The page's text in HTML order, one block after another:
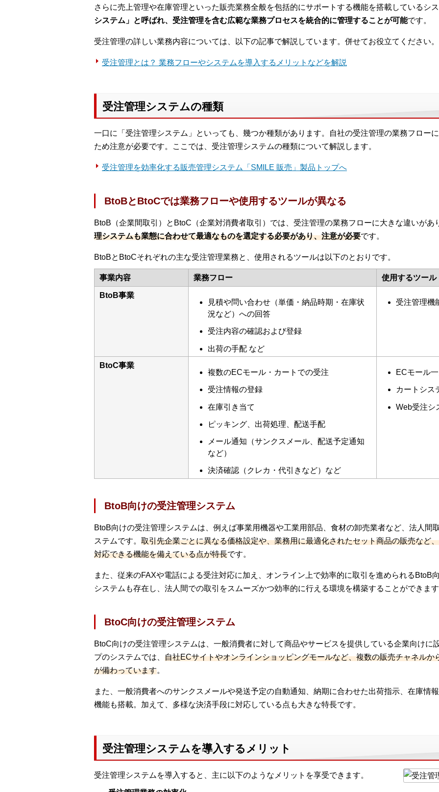
さらに売上管理や在庫管理といった販売業務全般を包括的にサポートする機能を搭載しているシ
システム」と呼ばれ、受注管理を含む広範な業務プロセスを統合的に管理することが可能です。
受注管理の詳しい業務内容については、以下の記事で解説しています。併せてお役立てください。
受注管理とは？ 業務フローやシステムを導入するメリットなどを解説
受注管理システムの種類
一口に「受注管理システム」といっても、幾つか種類があります。自社の受注管理の業務フロー
ため注意が必要です。ここでは、受注管理システムの種類について解説します。
受注管理を効率化する販売管理システム「SMILE 販売」製品トップへ
BtoBとBtoCでは業務フローや使用するツールが異なる
BtoB（企業間取引）とBtoC（企業対消費者取引）では、受注管理の業務フローに大きな違いがあ
理システムも業態に合わせて最適なものを選定する必要があり、注意が必要です。
BtoBとBtoCそれぞれの主な受注管理業務と、使用されるツールは以下のとおりです。
事業内容 業務フロー 使用するツール
BtoB事業
見積や問い合わせ（単価・納品時期・在庫状
況など）への回答
受注内容の確認および登録
出荷の手配 など
受注管理機
BtoC事業
複数のECモール・カートでの受注
受注情報の登録
在庫引き当て
ピッキング、出荷処理、配送手配
メール通知（サンクスメール、配送予定通知
など）
決済確認（クレカ・代引きなど）など
ECモール
カートシス
Web受注シ
BtoB向けの受注管理システム
BtoB向けの受注管理システムは、例えば事業用機器や工業用部品、食材の卸売業者など、法人間
ステムです。 取引先企業ごとに異なる価格設定や、業務用に最適化されたセット商品の販売など
対応できる機能を備えている点が特長です。
また、従来のFAXや電話による受注対応に加え、オンライン上で効率的に取引を進められるBtoB
システムも存在し、法人間での取引をスムーズかつ効率的に行える環境を構築することができま
BtoC向けの受注管理システム
BtoC向けの受注管理システムは、一般消費者に対して商品やサービスを提供している企業向けに
プのシステムでは、 自社ECサイトやオンラインショッピングモールなど、複数の販売チャネルか
が備わっています。
また、一般消費者へのサンクスメールや発送予定の自動通知、納期に合わせた出荷指示、在庫情
機能も搭載。加えて、多様な決済手段に対応している点も大きな特長です。
受注管理システムを導入するメリット
受注管理システムを導入すると、主に以下のようなメリットを享受できます。